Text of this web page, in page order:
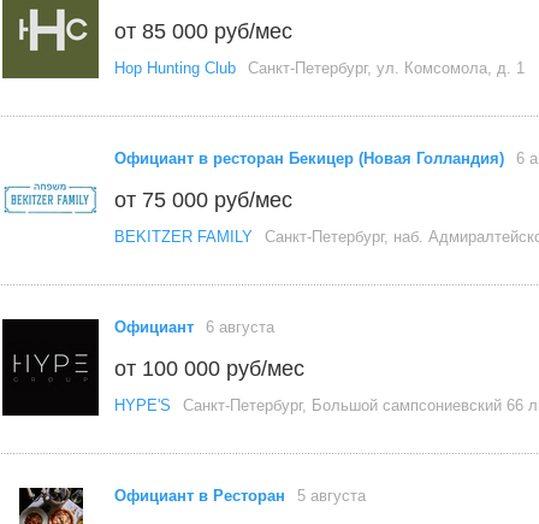
от 85 000 руб/мес
Hop Hunting Club Санкт-Петербург, ул. Комсомола, д. 1
Официант в ресторан Бекицер (Новая Голландия) 6
от 75 000 руб/мес
BEKITZER FAMILY Санкт-Петербург, наб.
Официант 6 августа
от 100 000 руб/мес
HYPE'S Санкт-Петербург, Большой сампсониевский 66
Официант в Ресторан 5 августа